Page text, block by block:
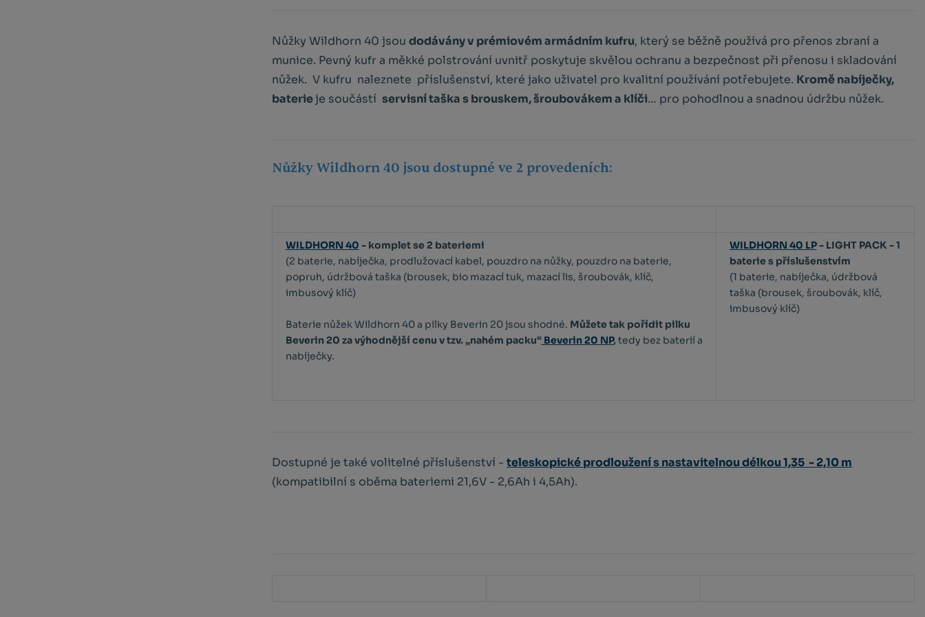
Nůžky Wildhorn 40 jsou dodávány v prémiovém armádním kufru, který se běžně používá pro přenos zbraní a
munice. Pevný kufr a měkké polstrování uvnitř poskytuje skvělou ochranu a bezpečnost při přenosu i skladování
nůžek. V kufru naleznete příslušenství, které jako uživatel pro kvalitní používání potřebujete. Kromě nabíječky,
baterieje součástí servisní taška s brouskem, šroubovákem a klíči… pro pohodlnou a snadnou údržbu nůžek.
Nůžky Wildhorn 40 jsou dostupné ve 2 provedeních:
WILDHORN 40 - komplet se 2 bateriemi
(2 baterie, nabíječka, prodlužovací kabel, pouzdro na nůžky, pouzdro na baterie,
popruh, údržbová taška (brousek, bio mazací tuk, mazací lis, šroubovák, klíč,
imbusový klíč)
Baterie nůžek Wildhorn 40 a pilky Beverin 20 jsou shodné. Můžete tak pořídit pilku
Beverin 20 za výhodnější cenu v tzv. „nahém packu“Beverin 20 NP,tedy bez baterií a
nabíječky.
WILDHORN 40 LP- LIGHT PACK - 1
baterie s příslušenstvím
(1 baterie, nabíječka, údržbová
taška (brousek, šroubovák, klíč,
imbusový klíč)
Dostupné je také volitelné příslušenství - teleskopické prodloužení s nastavitelnou délkou 1,35 - 2,10 m
(kompatibilní s oběma bateriemi 21,6V - 2,6Ah i 4,5Ah).